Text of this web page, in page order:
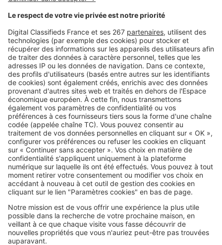
Arrosage, piscine, lavage de
voiture : quelles restrictions d'eau
près de chez vous ?
Image
Réglementations
Vous plantez une haie ? Ces
essences peuvent vous éviter
bien des problèmes avec le
voisinage
SeLoger c'est aussi